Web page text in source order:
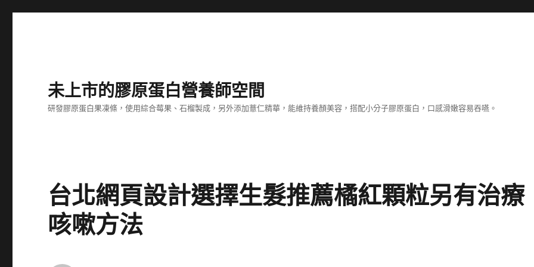
未上市的膠原蛋白營養師空間
研發膠原蛋白果凍條，使用綜合莓果、石榴製成，另外添加薏仁精華，能維持養顏美容，搭配小分子膠原蛋白，口感滑嫩容易吞嚥。
台北網頁設計選擇生髮推薦橘紅顆粒另有治療
咳嗽方法